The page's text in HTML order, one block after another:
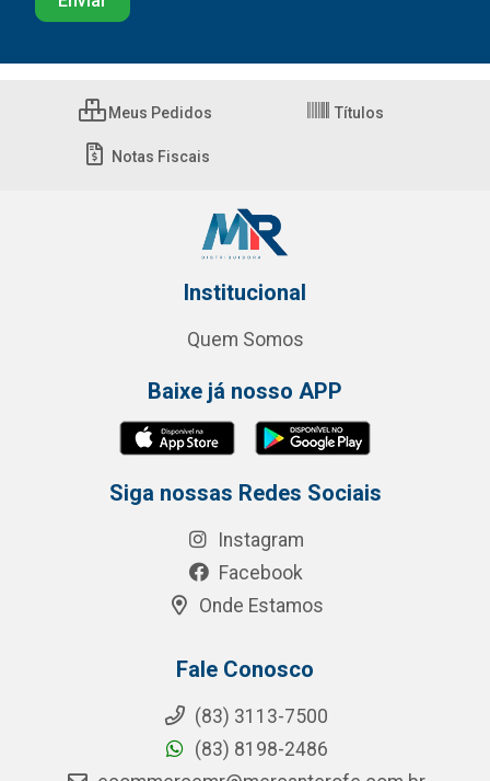
Meus Pedidos Títulos
Notas Fiscais
Institucional
Quem Somos
Baixe já nosso APP
Siga nossas Redes Sociais
Instagram
Facebook
Onde Estamos
Fale Conosco
(83) 3113-7500
(83) 8198-2486